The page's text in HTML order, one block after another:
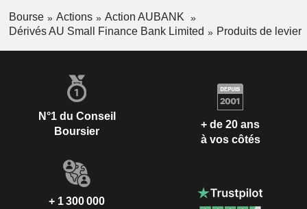
Bourse Actions
Action AUBANK
Dérivés AU Small Finance Bank Limited
Produits de levier
N°1 du Conseil
Boursier
+ de 20 ans
à vos côtés
+ 1 300 000